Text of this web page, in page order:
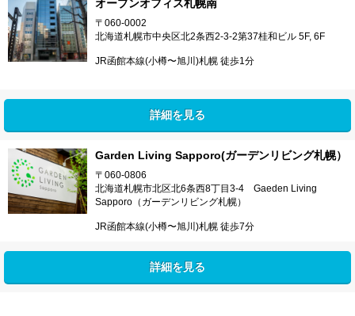
オープンオフィス札幌南
〒060-0002
北海道札幌市中央区北2条西2-3-2第37桂和ビル 5F, 6F
JR函館本線(小樽〜旭川)札幌 徒歩1分
詳細を見る
Garden Living Sapporo(ガーデンリビング札幌）
〒060-0806
北海道札幌市北区北6条西8丁目3-4 Gaeden Living
Sapporo（ガーデンリビング札幌）
JR函館本線(小樽〜旭川)札幌 徒歩7分
詳細を見る